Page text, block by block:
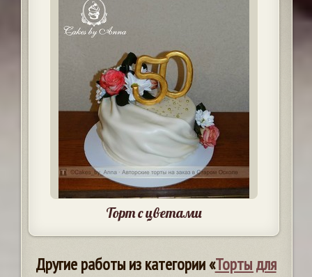
Торт с цветами
Другие работы из категории «Торты для